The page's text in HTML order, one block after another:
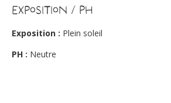
Exposition / PH
Exposition : Plein soleil
PH : Neutre